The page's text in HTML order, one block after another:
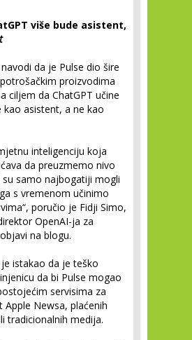
više bude asistent,
da je Pulse dio šire
proizvodima
ciljem da ChatGPT učine
kao asistent, a ne kao
inteligenciju koja
da preuzmemo nivo
samo najbogatiji mogli
s vremenom učinimo
poručio je Fidji Simo,
OpenAI-ja za
na blogu.
istakao da je teško
da bi Pulse mogao
servisima za
Apple Newsa, plaćenih
tradicionalnih medija.